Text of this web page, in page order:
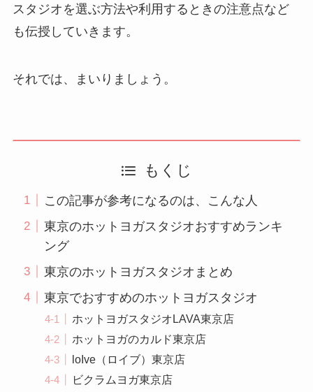
スタジオを選ぶ方法や利用するときの注意点など
も伝授していきます。
それでは、まいりましょう。
もくじ
この記事が参考になるのは、こんな人
東京のホットヨガスタジオおすすめランキ
ング
東京のホットヨガスタジオまとめ
東京でおすすめのホットヨガスタジオ
ホットヨガスタジオLAVA東京店
ホットヨガのカルド東京店
loIve（ロイブ）東京店
ビクラムヨガ東京店